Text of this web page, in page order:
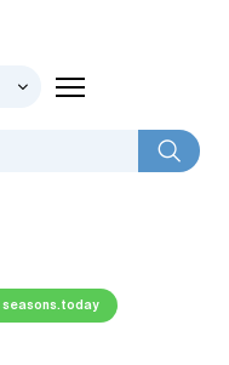
seasons.today